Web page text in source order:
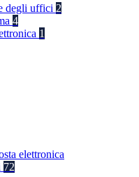
degli uffici 2
4
1
elettronica
72